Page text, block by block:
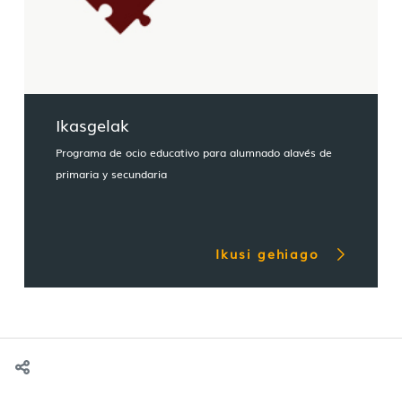
Ikasgelak
Programa de ocio educativo para alumnado alavés de
primaria y secundaria
Ikusi gehiago